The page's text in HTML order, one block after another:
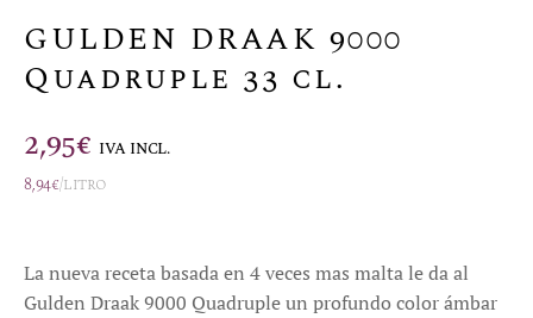
GULDEN DRAAK 9000
Quadruple 33 cl.
2,95€ IVA INCL.
8,94€/litro
La nueva receta basada en 4 veces mas malta le da al
Gulden Draak 9000 Quadruple un profundo color ámbar